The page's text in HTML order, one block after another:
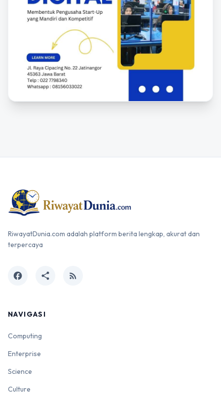
RiwayatDunia.com adalah platform berita lengkap, akurat dan
terpercaya
facebook share rss_feed
NAVIGASI
Computing
Enterprise
Science
Culture